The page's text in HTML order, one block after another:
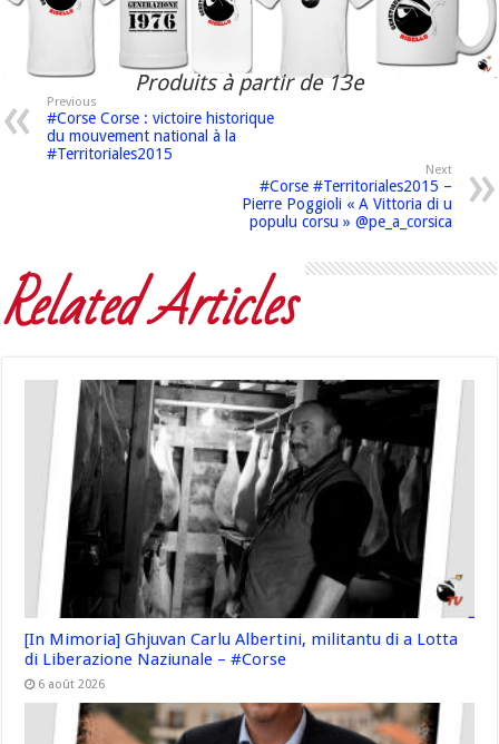
Produits à partir de 13e
Previous
#Corse Corse : victoire historique
du mouvement national à la
#Territoriales2015
Next
#Corse #Territoriales2015 –
Pierre Poggioli « A Vittoria di u
populu corsu » @pe_a_corsica
Related Articles
[In Mimoria] Ghjuvan Carlu Albertini, militantu di a Lotta
di Liberazione Naziunale – #Corse
6 août 2026